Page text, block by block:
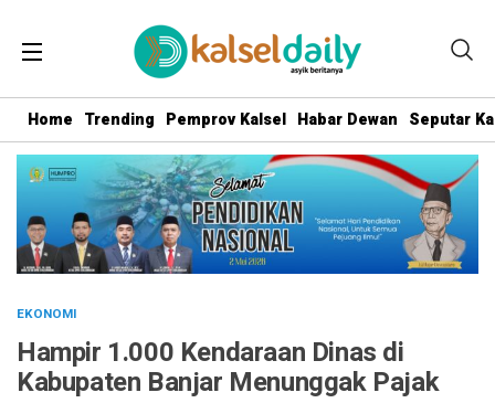
Home Trending Pemprov Kalsel Habar Dewan Seputar
EKONOMI
Hampir 1.000 Kendaraan Dinas di
Kabupaten Banjar Menunggak Pajak